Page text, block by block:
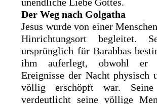
Der Weg nach Golgatha
Jesus wurde von einer
Hinrichtungsort begleitet.
ursprünglich für Barabbas
ihm auferlegt, obwohl er
Ereignisse der Nacht physisch
völlig erschöpft war. Seine
verdeutlicht seine völlige